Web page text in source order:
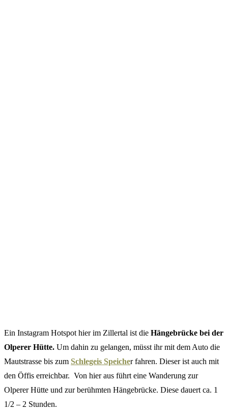
Ein Instagram Hotspot hier im Zillertal ist die Hängebrücke bei der
Olperer Hütte. Um dahin zu gelangen, müsst ihr mit dem Auto die
Mautstrasse bis zum Schlegeis Speicher fahren. Dieser ist auch mit
den Öffis erreichbar. Von hier aus führt eine Wanderung zur
Olperer Hütte und zur berühmten Hängebrücke. Diese dauert ca. 1
1/2 – 2 Stunden.